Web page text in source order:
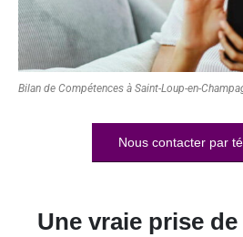
Bilan de Compétences à Saint-Loup-en-
Nous contacter par
Une vraie prise